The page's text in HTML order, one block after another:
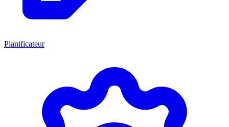
Planificateur